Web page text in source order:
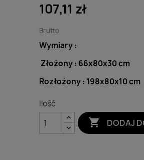
107,11 zł
Brutto
Wymiary :
Złożony : 66x80x30 cm
Rozłożony : 198x80x10 cm
Ilość
 DODAJ